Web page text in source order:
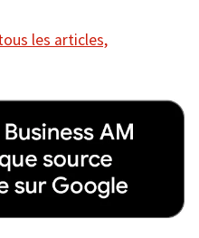
les articles,